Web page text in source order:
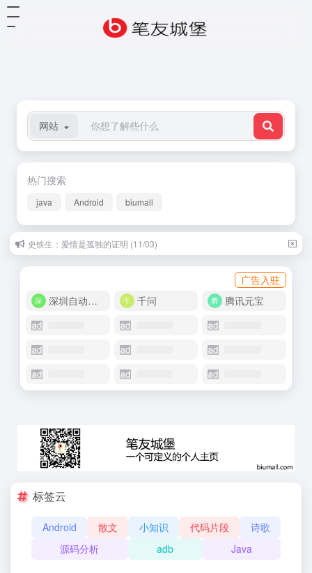
网站
热门搜索
java Android biumall
史铁生：爱情是孤独的证明 (11/03)
刘大白：秋江的晚上 (09/20)
广告入驻
深圳自动化商城
千问 腾讯元宝
标签云
Android 散文 小知识 代码片段
诗歌
源码分析
adb Java